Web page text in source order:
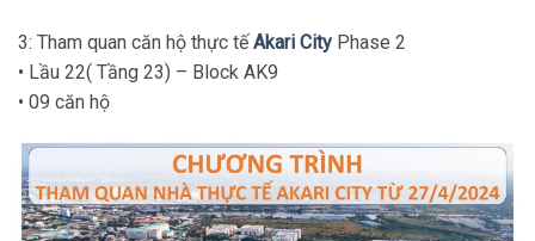
3: Tham quan căn hộ thực tếAkari City Phase 2
• Lầu 22( Tầng 23) – Block AK9
• 09 căn hộ